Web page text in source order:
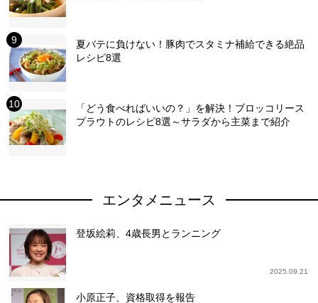
夏バテに負けない！豚肉でスタミナ補給できる絶品
レシピ8選
「どう食べればいいの？」を解決！ブロッコリース
プラウトのレシピ8選～サラダから主菜まで紹介
エンタメニュース
登坂絵莉、4歳長男とランニング
2025.09.21
小原正子、資格取得を報告